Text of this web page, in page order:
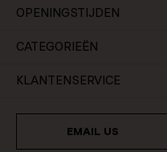
OPENINGSTIJDEN
CATEGORIEËN
KLANTENSERVICE
EMAIL US